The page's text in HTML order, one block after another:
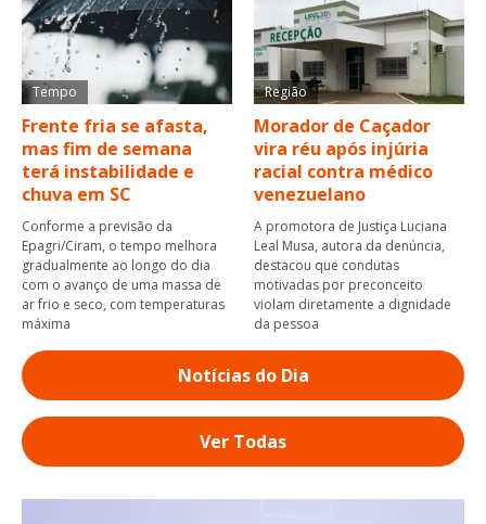
Tempo
Frente fria se afasta,
mas fim de semana
terá instabilidade e
chuva em SC
Conforme a previsão da
Epagri/Ciram, o tempo melhora
gradualmente ao longo do dia
com o avanço de uma massa de
ar frio e seco, com temperaturas
máxima
Região
Morador de Caçador
vira réu após injúria
racial contra médico
venezuelano
A promotora de Justiça Luciana
Leal Musa, autora da denúncia,
destacou que condutas
motivadas por preconceito
violam diretamente a dignidade
da pessoa
Notícias do Dia
Ver Todas